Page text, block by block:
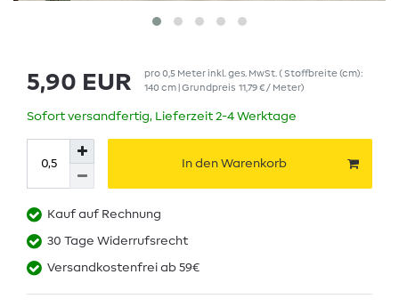
5,90 EUR pro0,5 Meter inkl. ges. MwSt.( Stoffbreite (cm):
140 cm | Grundpreis 11,79 € / Meter)
Sofort versandfertig, Lieferzeit 2-4 Werktage
In den Warenkorb
Kauf auf Rechnung
30 Tage Widerrufsrecht
Versandkostenfrei ab 59€